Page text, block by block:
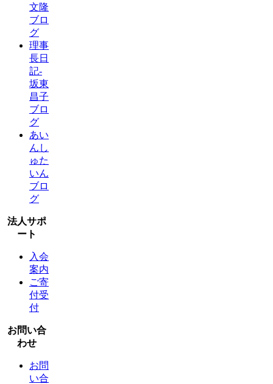
文隆
ブロ
グ
理事
長日
記-
坂東
昌子
ブロ
グ
あい
んし
ゅた
いん
ブロ
グ
法人サポ
ート
入会
案内
ご寄
付受
付
お問い合
わせ
お問
い合